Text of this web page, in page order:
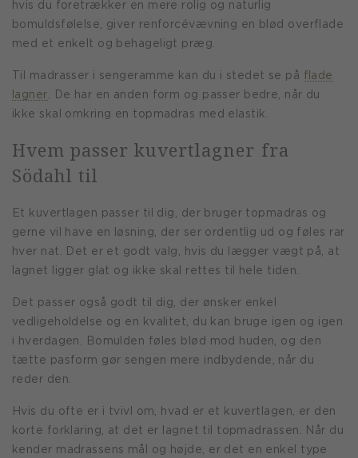
hvis du foretrækker en mere rolig og naturlig
bomuldsfølelse, giver renforcévævning en blød overflade
med et enkelt og behageligt præg.
Til madrasser i sengeramme kan du i stedet se på flade
lagner . De har en anden form og passer bedre, når du
ikke skal omkring en topmadras med elastik.
Hvem passer kuvertlagner fra
Södahl til
Et kuvertlagen passer til dig, der bruger topmadras og
gerne vil have en løsning, der ser ordentlig ud og føles rar
hver nat. Det er et godt valg, hvis du lægger vægt på, at
lagnet ligger glat og ikke skal rettes til hele tiden.
Det passer også godt til dig, der ønsker enkel
vedligeholdelse og en kvalitet, du kan bruge igen og igen
i hverdagen. Bomulden føles blød mod huden, og den
tætte pasform gør sengen mere indbydende, når du
reder den.
Hvis du ofte er i tvivl om, hvad er et kuvertlagen, er den
korte forklaring, at det er lagnet til topmadrassen. Når du
kender madrassens mål og højde, er det en enkel type